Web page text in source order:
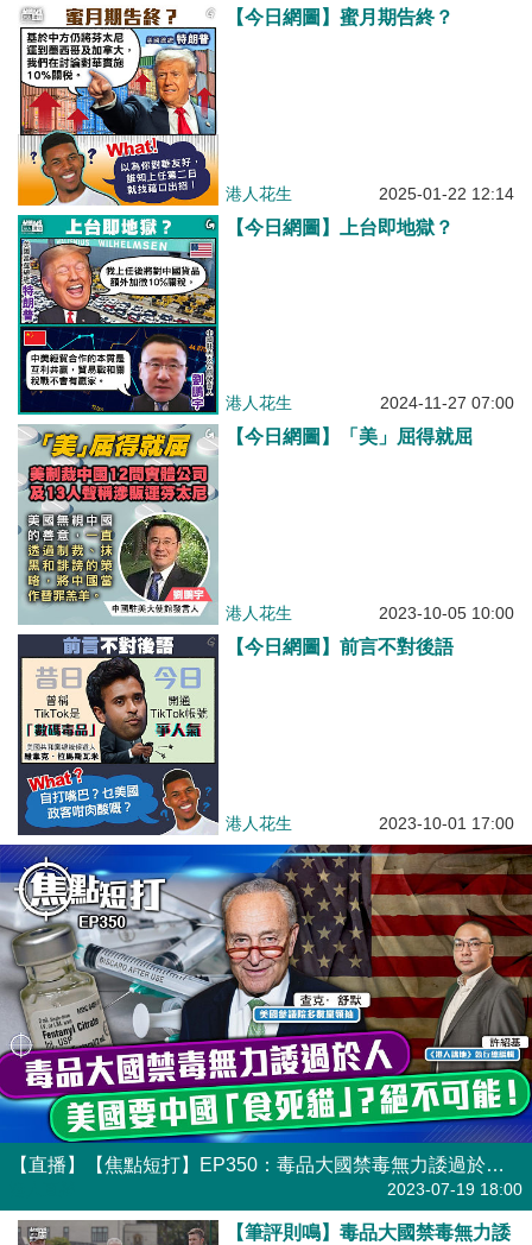
【今日網圖】蜜月期告終？
港人花生 2025-01-22 12:14
【今日網圖】上台即地獄？
港人花生 2024-11-27 07:00
【今日網圖】「美」屈得就屈
港人花生 2023-10-05 10:00
【今日網圖】前言不對後語
港人花生 2023-10-01 17:00
【直播】【焦點短打】EP350：毒品大國禁毒無力諉過於人 美國要中國「食死貓」？絕不可能！
2023-07-19 18:00
【筆評則鳴】毒品大國禁毒無力諉